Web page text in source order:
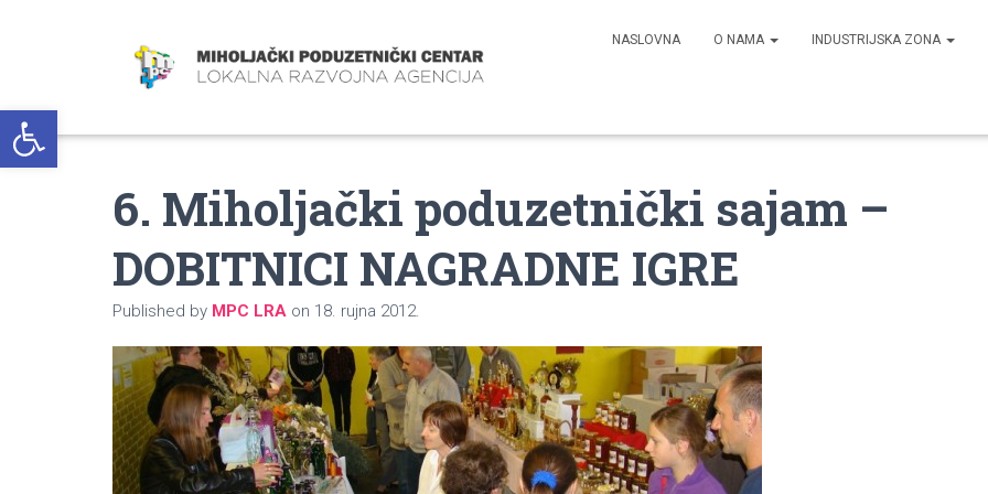
Open toolbar
NASLOVNA O NAMA INDUSTRIJSKA ZONA
6. Miholjački poduzetnički sajam –
DOBITNICI NAGRADNE IGRE
Published by MPC LRA on 18. rujna 2012.